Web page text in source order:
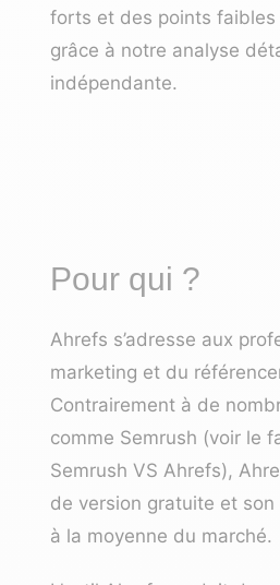
forts et des points faibles
grâce à notre analyse
indépendante.
Pour qui ?
Ahrefs s’adresse aux
marketing et du
Contrairement à de
comme Semrush (voir le
Semrush VS Ahrefs),
de version gratuite et
à la moyenne du marché.